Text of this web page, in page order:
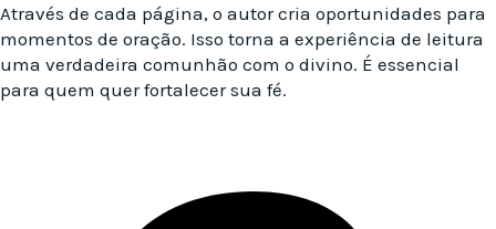
Através de cada página, o autor cria oportunidades para
momentos de oração. Isso torna a experiência de leitura
uma verdadeira comunhão com o divino. É essencial
para quem quer fortalecer sua fé.